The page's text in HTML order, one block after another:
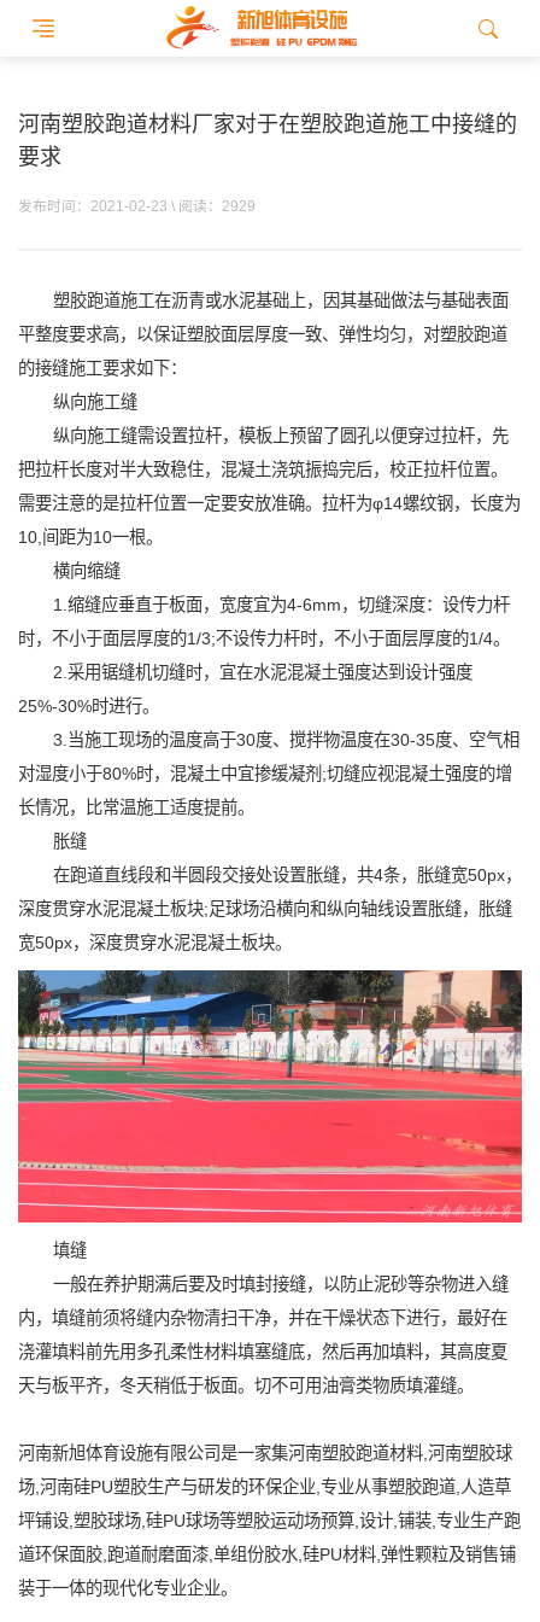
河南塑胶跑道材料厂家对于在塑胶跑道施工中接缝的
要求
发布时间：2021-02-23 \ 阅读：2929
塑胶跑道施工在沥青或水泥基础上，因其基础做法与基础表面
平整度要求高，以保证塑胶面层厚度一致、弹性均匀，对塑胶跑道
的接缝施工要求如下：
纵向施工缝
纵向施工缝需设置拉杆，模板上预留了圆孔以便穿过拉杆，先
把拉杆长度对半大致稳住，混凝土浇筑振捣完后，校正拉杆位置。
需要注意的是拉杆位置一定要安放准确。拉杆为φ14螺纹钢，长度为
10,间距为10一根。
横向缩缝
1.缩缝应垂直于板面，宽度宜为4-6mm，切缝深度：设传力杆
时，不小于面层厚度的1/3;不设传力杆时，不小于面层厚度的1/4。
2.采用锯缝机切缝时，宜在水泥混凝土强度达到设计强度
25%-30%时进行。
3.当施工现场的温度高于30度、搅拌物温度在30-35度、空气相
对湿度小于80%时，混凝土中宜掺缓凝剂;切缝应视混凝土强度的增
长情况，比常温施工适度提前。
胀缝
在跑道直线段和半圆段交接处设置胀缝，共4条，胀缝宽50px，
深度贯穿水泥混凝土板块;足球场沿横向和纵向轴线设置胀缝，胀缝
宽50px，深度贯穿水泥混凝土板块。
填缝
一般在养护期满后要及时填封接缝，以防止泥砂等杂物进入缝
内，填缝前须将缝内杂物清扫干净，并在干燥状态下进行，最好在
浇灌填料前先用多孔柔性材料填塞缝底，然后再加填料，其高度夏
天与板平齐，冬天稍低于板面。切不可用油膏类物质填灌缝。
河南新旭体育设施有限公司是一家集河南塑胶跑道材料,河南塑胶球
场,河南硅PU塑胶生产与研发的环保企业,专业从事塑胶跑道,人造草
坪铺设,塑胶球场,硅PU球场等塑胶运动场预算,设计,铺装,专业生产跑
道环保面胶,跑道耐磨面漆,单组份胶水,硅PU材料,弹性颗粒及销售铺
装于一体的现代化专业企业。